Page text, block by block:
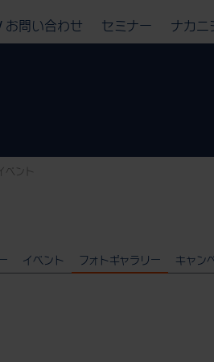
お問い合わせ セミナー ナカニ
ベント
イベント フォトギャラリー キャン